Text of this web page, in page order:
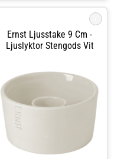
Ernst Ljusstake 9 Cm -
Ljuslyktor Stengods Vit